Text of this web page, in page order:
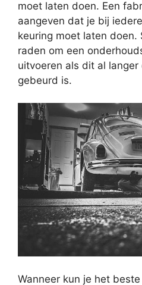
moet laten doen. Een
aangeven dat je bij
keuring moet laten doen.
raden om een
uitvoeren als dit al
gebeurd is.
Wanneer kun je het